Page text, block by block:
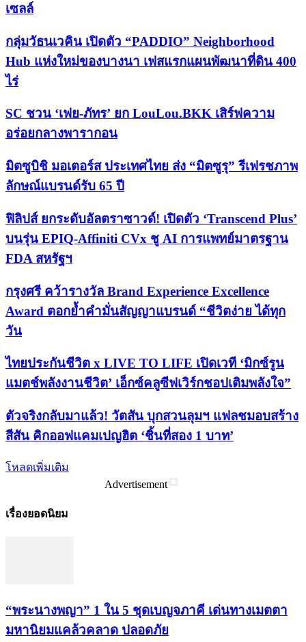
เซลล์
กลุ่มวัธนเวคิน เปิดตัว “PADDIO” Neighborhood
Hub แห่งใหม่ของบางนา เฟสแรกแผนพัฒนาที่ดิน 400
ไร่
SC ชวน ‘เฟย-ภัทร’ ยก LouLou.BKK เสิร์ฟความ
อร่อยกลางพารากอน
มิตซูบิชิ มอเตอร์ส ประเทศไทย ส่ง “มิตซูรุ” รีเฟรชภาพ
ลักษณ์แบรนด์รับ 65 ปี
ฟิลิปส์ ยกระดับอัลตราซาวด์! เปิดตัว ‘Transcend Plus’
บนรุ่น EPIQ-Affiniti CVx ชู AI การแพทย์มาตรฐาน
FDA สหรัฐฯ
กรุงศรี คว้ารางวัล Brand Experience Excellence
Award ตอกย้ำคำมั่นสัญญาแบรนด์ “ชีวิตง่าย ได้ทุก
วัน
ไทยประกันชีวิต x LIVE TO LIFE เปิดเวที ‘มิกซ์รูน
แมตช์พลังงานชีวิต’ เอ็กซ์คลูซีฟเวิร์กชอปเติมพลังใจ”
ตัวจริงกลับมาแล้ว! วัตสัน บุกสวนลุมฯ แฟลชมอบสร้าง
สีสัน คิกออฟแคมเปญฮิต ‘ชิ้นที่สอง 1 บาท’
โหลดเพิ่มเติม
Advertisement
เรื่องยอดนิยม
“พระ​นาง​พญา” 1 ใน 5​ ชุดเบญจ​ภาคี​ เด่นทางเมตตา​
มหา​นิยม​แคล้วคลาด​ ปลอดภัย​